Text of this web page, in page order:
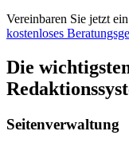
Vereinbaren Sie jetzt ein
kostenloses
Die
Seitenverwaltung